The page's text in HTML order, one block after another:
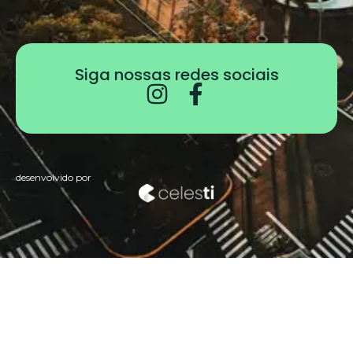
Siga nossas redes sociais
desenvolvido por